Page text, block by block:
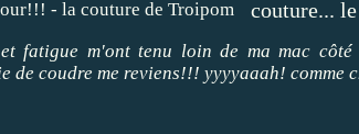
couture...
fatigue m'ont tenu loin de ma mac
de coudre me reviens!!! yyyyaaah! comme